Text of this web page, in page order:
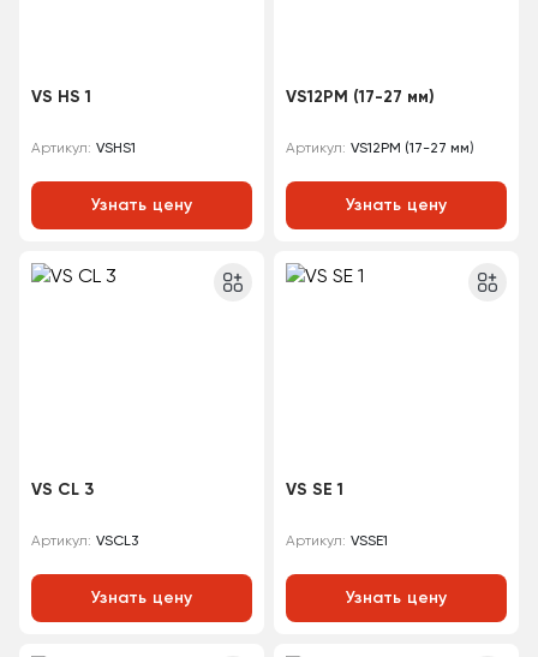
VS HS 1
Артикул: VSHS1
Узнать цену
VS12PM (17-27 мм)
Артикул: VS12PM (17-27 мм)
Узнать цену
VS CL 3
Артикул: VSCL3
Узнать цену
VS SE 1
Артикул: VSSE1
Узнать цену